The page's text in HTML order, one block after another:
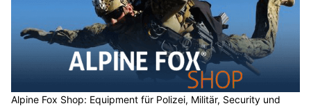
Alpine Fox Shop: Equipment für Polizei, Militär, Security und